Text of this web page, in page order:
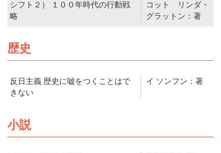
シフト２） １００年時代の行動戦
略
コット リンダ・
グラットン：著
歴史
反日主義 歴史に嘘をつくことはで
きない
イ ソンフン：著
小説